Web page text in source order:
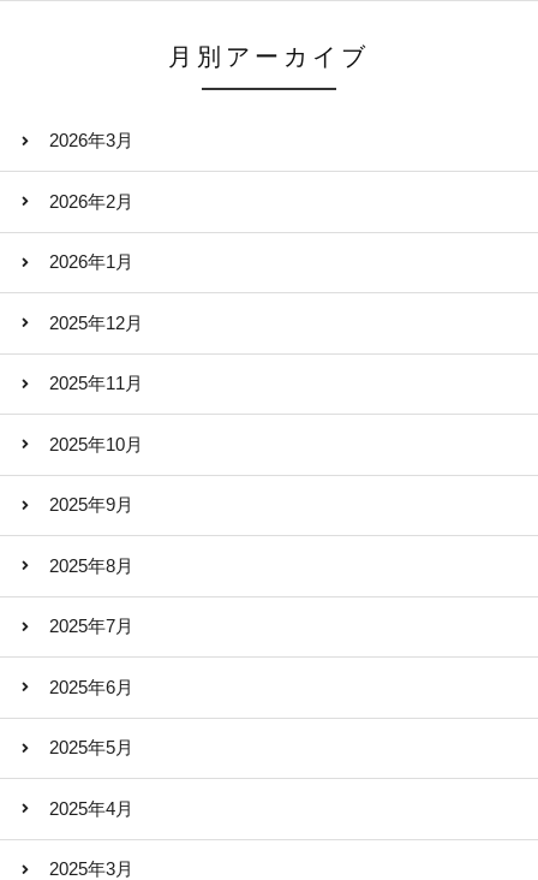
月別アーカイブ
2026年3月
2026年2月
2026年1月
2025年12月
2025年11月
2025年10月
2025年9月
2025年8月
2025年7月
2025年6月
2025年5月
2025年4月
2025年3月